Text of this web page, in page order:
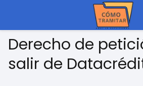
Derecho de
salir de